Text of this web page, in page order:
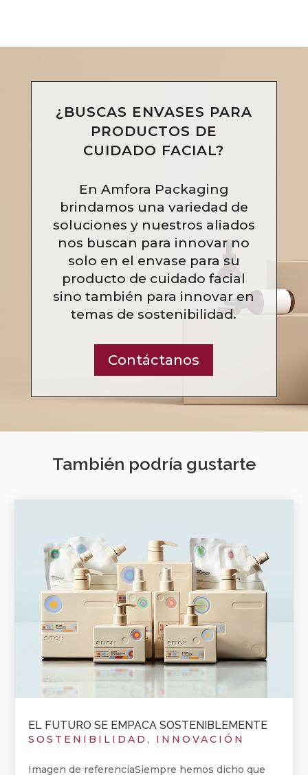
¿BUSCAS ENVASES PARA
PRODUCTOS DE
CUIDADO FACIAL?
En Amfora Packaging
brindamos una variedad de
soluciones y nuestros aliados
nos buscan para innovar no
solo en el envase para su
producto de cuidado facial
sino también para innovar en
temas de sostenibilidad.
Contáctanos
También podría gustarte
EL FUTURO SE EMPACA SOSTENIBLEMENTE
SOSTENIBILIDAD, INNOVACIÓN
Imagen de referenciaSiempre hemos dicho que